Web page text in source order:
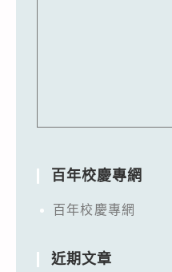
百年校慶專網
百年校慶專網
近期文章